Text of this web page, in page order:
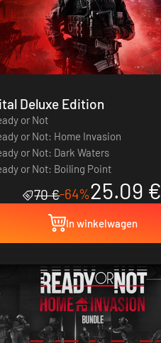
Deluxe Edition
or Not
or Not: Home Invasion
or Not: Dark Waters
or Not: Boiling Point
70 €-64%25.09 €
In winkelwagen